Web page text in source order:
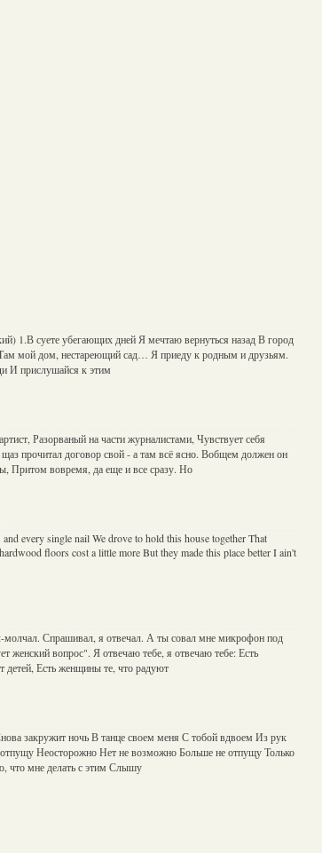
1.В суете убегающих дней Я мечтаю вернуться назад В город
мой дом, нестареющий сад… Я приеду к родным и друзьям.
И прислушайся к этим
Разорваный на части журналистами, Чувствует себя
прочитал договор свой - а там всё ясно. Вобщем должен он
Притом вовремя, да еще и все сразу. Но
every single nail We drove to hold this house together That
floors cost a little more But they made this place better I ain't
молчал. Спрашивал, я отвечал. А ты совал мне микрофон под
женский вопрос". Я отвечаю тебе, я отвечаю тебе: Есть
Есть женщины те, что радуют
закружит ночь В танце своем меня С тобой вдвоем Из рук
Неосторожно Нет не возможно Больше не отпущу Только
что мне делать с этим Слышу